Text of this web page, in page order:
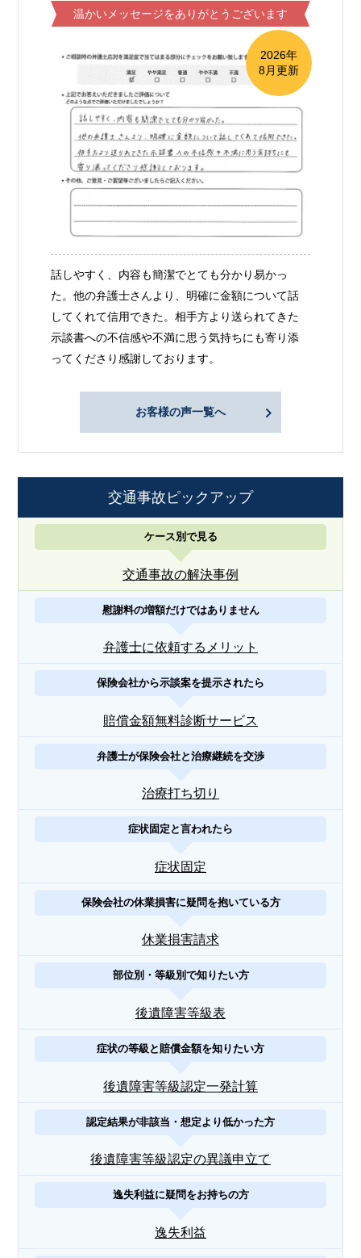
温かいメッセージをありがとうございます
2026年
8月更新
話しやすく、内容も簡潔でとても分かり易かっ
た。他の弁護士さんより、明確に金額について話
してくれて信用できた。相手方より送られてきた
示談書への不信感や不満に思う気持ちにも寄り添
ってくださり感謝しております。
お客様の声一覧へ
交通事故ピックアップ
ケース別で見る
交通事故の解決事例
慰謝料の増額だけではありません
弁護士に依頼するメリット
保険会社から示談案を提示されたら
賠償金額無料診断サービス
弁護士が保険会社と治療継続を交渉
治療打ち切り
症状固定と言われたら
症状固定
保険会社の休業損害に疑問を抱いている方
休業損害請求
部位別・等級別で知りたい方
後遺障害等級表
症状の等級と賠償金額を知りたい方
後遺障害等級認定一発計算
認定結果が非該当・想定より低かった方
後遺障害等級認定の異議申立て
逸失利益に疑問をお持ちの方
逸失利益